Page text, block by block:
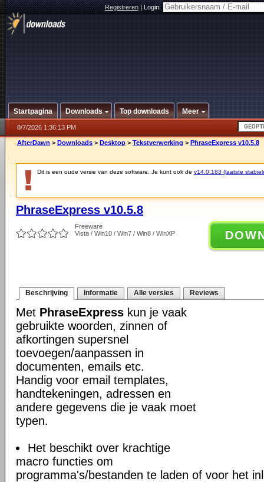
Registreren|Login:
Startpagina Downloads Top downloads Meer
8/7/2026 1:36:13 PM
AfterDawn > Downloads > Desktop > Tekstverwerking > PhraseExpress v10.5.8
Dit is een oude versie van deze software. Je kunt ook de v14.0.183 (laatste
PhraseExpress v10.5.8
Freeware
Vista / Win10 / Win7 / Win8 / WinXP
Beschrijving Informatie Alle versies Reviews
Met PhraseExpress kun je vaak
gebruikte woorden, zinnen of
afkortingen supersnel
toevoegen/aanpassen in
documenten, emails etc.
Handig voor email templates,
handtekeningen, adressen en
andere gegevens die je vaak moet
typen.
Het beschikt over krachtige
macro functies om
programma's/bestanden te laden of voor het